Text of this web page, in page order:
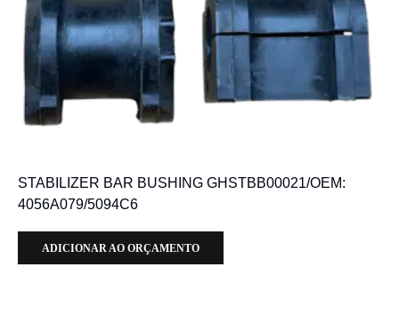
STABILIZER BAR BUSHING GHSTBB00021/OEM:
4056A079/5094C6
ADICIONAR AO ORÇAMENTO